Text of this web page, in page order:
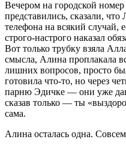
Вечером на городской
представились, сказали,
телефона на всякий случай,
строго-настрого наказал
Вот только трубку взяла
смысла, Алина проплакала
лишних вопросов, просто
готовила что-то, но через
парню Эдичке — они уже
сказав только — ты
сама.
Алина осталась одна.